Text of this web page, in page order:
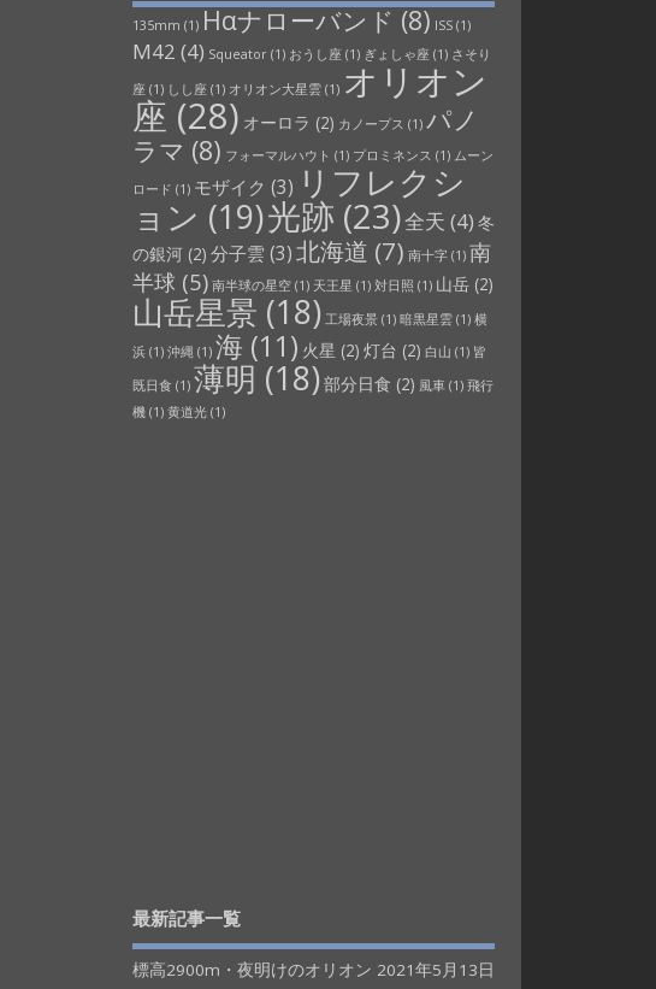
135mm (1) Hαナローバンド (8) ISS(1)
M42 (4) Squeator(1) おうし座 (1) ぎょしゃ座 (1) さそり
座 (1) しし座 (1) オリオン大星雲(1) オリオン
座 (28) オーロラ (2) カノープス (1) パノ
ラマ (8) フォーマルハウト (1) プロミネンス (1) ムーン
ロード (1) モザイク (3) リフレクシ
ョン (19)光跡 (23)全天 (4) 冬
の銀河(2) 分子雲 (3)北海道 (7) 南十字(1) 南
半球 (5) 南半球の星空(1) 天王星 (1) 対日照 (1) 山岳(2)
山岳星景 (18) 工場夜景(1) 暗黒星雲(1) 横
浜(1) 沖縄(1) 海 (11) 火星 (2) 灯台 (2) 白山 (1) 皆
既日食 (1) 薄明 (18)部分日食 (2) 風車(1) 飛行
機(1) 黄道光(1)
最新記事一覧
標高2900m・夜明けのオリオン 2021年5月13日